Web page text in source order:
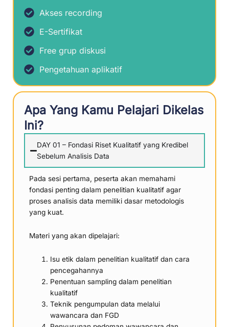
Akses recording
E-Sertifikat
Free grup diskusi
Pengetahuan aplikatif
Apa Yang Kamu Pelajari Dikelas
Ini?
DAY 01 – Fondasi Riset Kualitatif yang Kredibel
Sebelum Analisis Data
Pada sesi pertama, peserta akan memahami
fondasi penting dalam penelitian kualitatif agar
proses analisis data memiliki dasar metodologis
yang kuat.
Materi yang akan dipelajari:
Isu etik dalam penelitian kualitatif dan cara
pencegahannya
Penentuan sampling dalam penelitian
kualitatif
Teknik pengumpulan data melalui
wawancara dan FGD